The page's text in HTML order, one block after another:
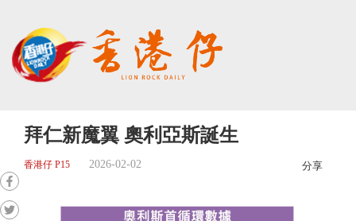
拜仁新魔翼 奧利亞斯誕生
香港仔 P15 2026-02-02 分享